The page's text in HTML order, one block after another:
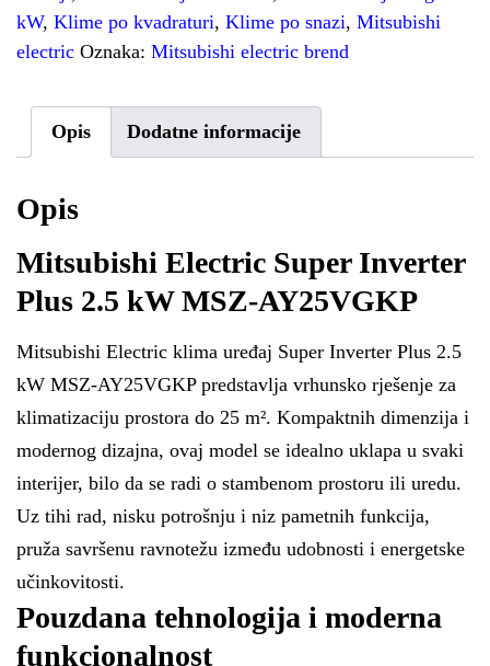
kW, Klime po kvadraturi, Klime po snazi, Mitsubishi
electric Oznaka: Mitsubishi electric brend
Opis Dodatne informacije
Opis
Mitsubishi Electric Super Inverter
Plus 2.5 kW MSZ-AY25VGKP
Mitsubishi Electric klima uređaj Super Inverter Plus 2.5
kW MSZ-AY25VGKP predstavlja vrhunsko rješenje za
klimatizaciju prostora do 25 m². Kompaktnih dimenzija i
modernog dizajna, ovaj model se idealno uklapa u svaki
interijer, bilo da se radi o stambenom prostoru ili uredu.
Uz tihi rad, nisku potrošnju i niz pametnih funkcija,
pruža savršenu ravnotežu između udobnosti i energetske
učinkovitosti.
Pouzdana tehnologija i moderna
funkcionalnost